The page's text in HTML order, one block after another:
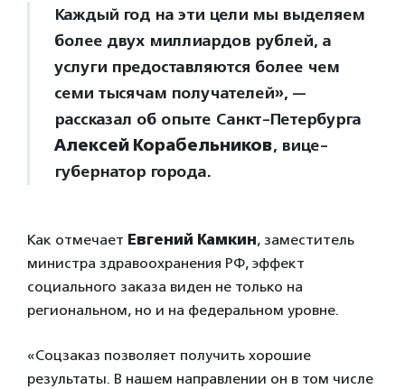
Каждый год на эти цели мы выделяем
более двух миллиардов рублей, а
услуги предоставляются более чем
семи тысячам получателей», —
рассказал об опыте Санкт-Петербурга
Алексей Корабельников, вице-
губернатор города.
Как отмечает Евгений Камкин, заместитель
министра здравоохранения РФ, эффект
социального заказа виден не только на
региональном, но и на федеральном уровне.
«Соцзаказ позволяет получить хорошие
результаты. В нашем направлении он в том числе